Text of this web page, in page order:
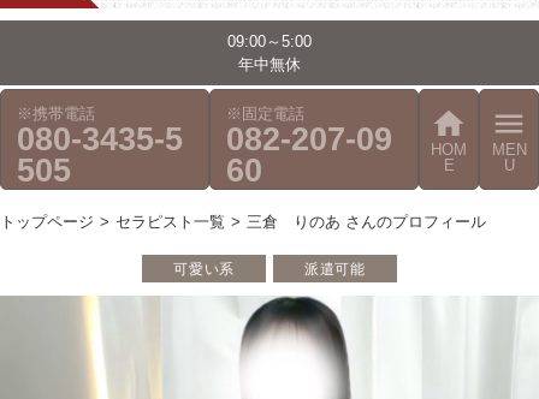
09:00～5:00
年中無休
※携帯電話
080-3435-5
505
※固定電話
082-207-09
60
home
HOM
E
menu
MEN
U
トップページ セラピスト一覧 三倉 りのあ さんのプロフィール
可愛い系 派遣可能